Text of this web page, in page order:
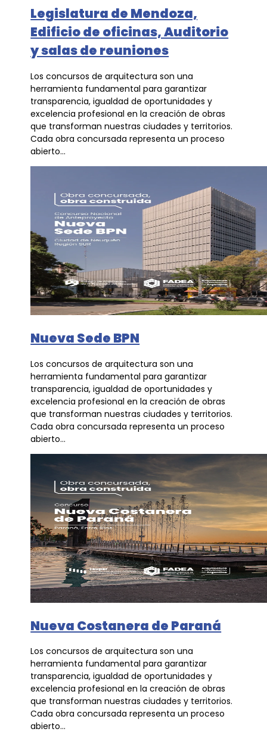
Legislatura de Mendoza,
Edificio de oficinas, Auditorio
y salas de reuniones
Los concursos de arquitectura son una
herramienta fundamental para garantizar
transparencia, igualdad de oportunidades y
excelencia profesional en la creación de obras
que transforman nuestras ciudades y territorios.
Cada obra concursada representa un proceso
abierto...
Nueva Sede BPN
Los concursos de arquitectura son una
herramienta fundamental para garantizar
transparencia, igualdad de oportunidades y
excelencia profesional en la creación de obras
que transforman nuestras ciudades y territorios.
Cada obra concursada representa un proceso
abierto...
Nueva Costanera de Paraná
Los concursos de arquitectura son una
herramienta fundamental para garantizar
transparencia, igualdad de oportunidades y
excelencia profesional en la creación de obras
que transforman nuestras ciudades y territorios.
Cada obra concursada representa un proceso
abierto...